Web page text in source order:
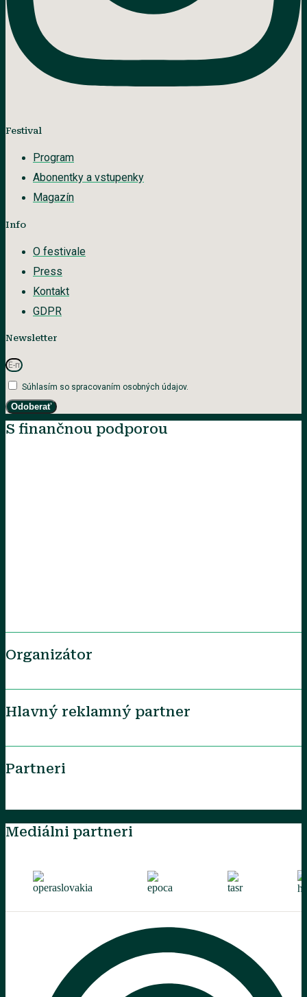
Festival
Program
Abonentky a vstupenky
Magazín
Info
O festivale
Press
Kontakt
GDPR
Newsletter
Súhlasím so spracovaním osobných údajov.
Odoberať
S finančnou podporou
Organizátor
Hlavný reklamný partner
Partneri
Mediálni partneri